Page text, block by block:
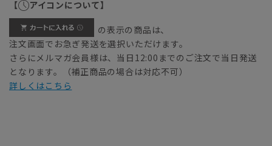
【 アイコンについて】
の表示の商品は、
注文画面でお急ぎ発送を選択いただけます。
さらにメルマガ会員様は、当日12:00までのご注文で当日発送
となります。（補正商品の場合は対応不可）
詳しくはこちら